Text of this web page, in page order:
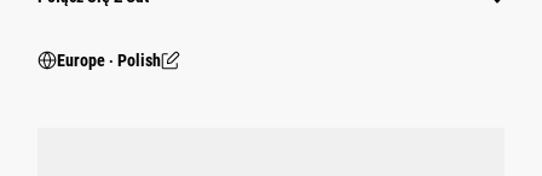
Europe ‧ Polish